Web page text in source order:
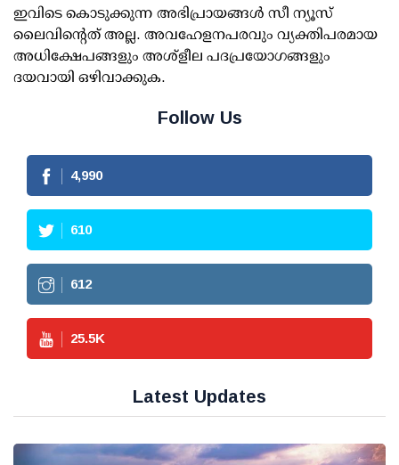
ഇവിടെ കൊടുക്കുന്ന അഭിപ്രായങ്ങള്‍ സീ ന്യൂസ്
ലൈവിന്റെത് അല്ല. അവഹേളനപരവും വ്യക്തിപരമായ
അധിക്ഷേപങ്ങളും അശ്‌ളീല പദപ്രയോഗങ്ങളും
ദയവായി ഒഴിവാക്കുക.
Follow Us
4,990
610
612
25.5K
Latest Updates